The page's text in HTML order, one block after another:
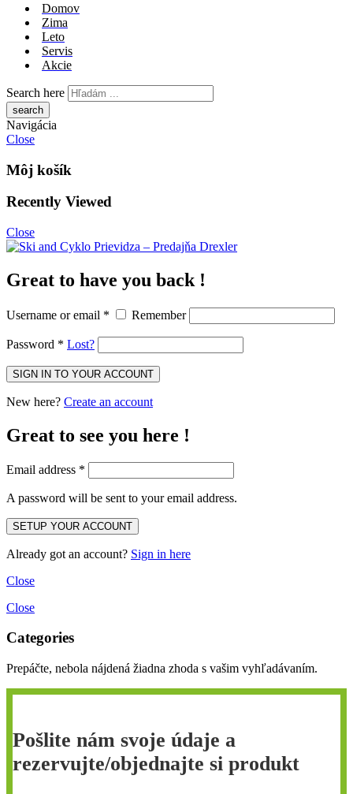
Domov
Zima
Leto
Servis
Akcie
Search here
Navigácia
Close
Môj košík
Recently Viewed
Close
Great to have you back !
Username or email * Remember
Password * Lost?
New here? Create an account
Great to see you here !
Email address *
A password will be sent to your email address.
Already got an account? Sign in here
Close
Close
Categories
Prepáčte, nebola nájdená žiadna zhoda s vašim vyhľadávaním.
Pošlite nám svoje údaje a
rezervujte/objednajte si produkt